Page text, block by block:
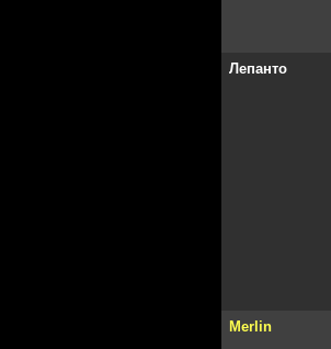
Лепанто
Merlin